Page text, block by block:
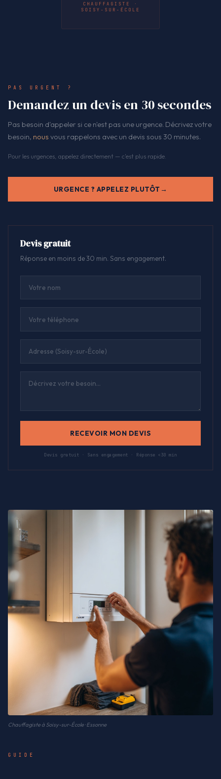
CHAUFFAGISTE ·
SOISY-SUR-ÉCOLE
PAS URGENT ?
Demandez un devis en 30 secondes
Pas besoin d'appeler si ce n'est pas une urgence. Décrivez votre
besoin, nous vous rappelons avec un devis sous 30 minutes.
Pour les urgences, appelez directement — c'est plus rapide.
URGENCE ? APPELEZ PLUTÔT
Devis gratuit
Réponse en moins de 30 min. Sans engagement.
RECEVOIR MON DEVIS
Devis gratuit · Sans engagement · Réponse <30 min
Chauffagiste à Soisy-sur-École · Essonne
GUIDE